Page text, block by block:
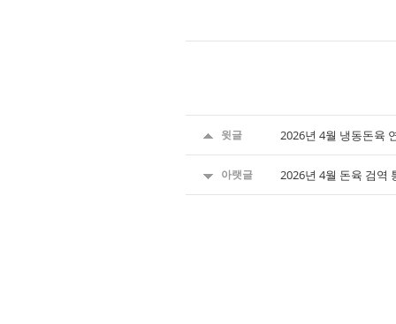
윗글 2026년 4월 냉동돈육
아랫글 2026년 4월 돈육 검역